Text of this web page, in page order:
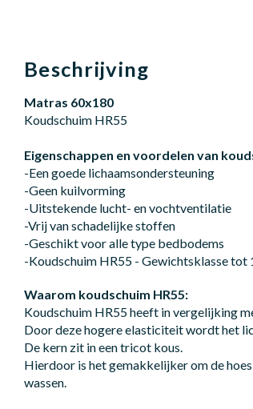
Beschrijving
Matras 60x180
Eigenschappen en voordelen van
-Een goede lichaamsondersteuning
-Geen kuilvorming
-Uitstekende lucht- en vochtventilatie
-Vrij van schadelijke stoffen
-Geschikt voor alle type bedbodems
-Koudschuim HR55 - Gewichtsklasse tot
Waarom koudschuim HR55:
Koudschuim HR55 heeft in vergelijking
Door deze hogere elasticiteit wordt het
De kern zit in een tricot kous.
Hierdoor is het gemakkelijker om de
wassen.